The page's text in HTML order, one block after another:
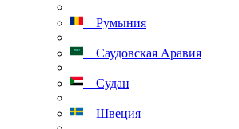
Румыния
Саудовская Аравия
Судан
Швеция